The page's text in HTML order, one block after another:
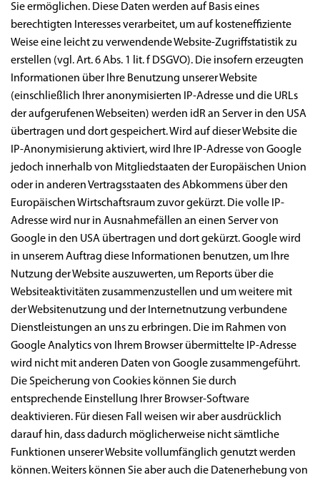
Sie ermöglichen. Diese Daten werden auf Basis eines
berechtigten Interesses verarbeitet, um auf kosteneffiziente
Weise eine leicht zu verwendende Website-Zugriffstatistik zu
erstellen (vgl. Art. 6 Abs. 1 lit. f DSGVO). Die insofern erzeugten
Informationen über Ihre Benutzung unserer Website
(einschließlich Ihrer anonymisierten IP-Adresse und die URLs
der aufgerufenen Webseiten) werden idR an Server in den USA
übertragen und dort gespeichert. Wird auf dieser Website die
IP-Anonymisierung aktiviert, wird Ihre IP-Adresse von Google
jedoch innerhalb von Mitgliedstaaten der Europäischen Union
oder in anderen Vertragsstaaten des Abkommens über den
Europäischen Wirtschaftsraum zuvor gekürzt. Die volle IP-
Adresse wird nur in Ausnahmefällen an einen Server von
Google in den USA übertragen und dort gekürzt. Google wird
in unserem Auftrag diese Informationen benutzen, um Ihre
Nutzung der Website auszuwerten, um Reports über die
Websiteaktivitäten zusammenzustellen und um weitere mit
der Websitenutzung und der Internetnutzung verbundene
Dienstleistungen an uns zu erbringen. Die im Rahmen von
Google Analytics von Ihrem Browser übermittelte IP-Adresse
wird nicht mit anderen Daten von Google zusammengeführt.
Die Speicherung von Cookies können Sie durch
entsprechende Einstellung Ihrer Browser-Software
deaktivieren. Für diesen Fall weisen wir aber ausdrücklich
darauf hin, dass dadurch möglicherweise nicht sämtliche
Funktionen unserer Website vollumfänglich genutzt werden
können. Weiters können Sie aber auch die Datenerhebung von